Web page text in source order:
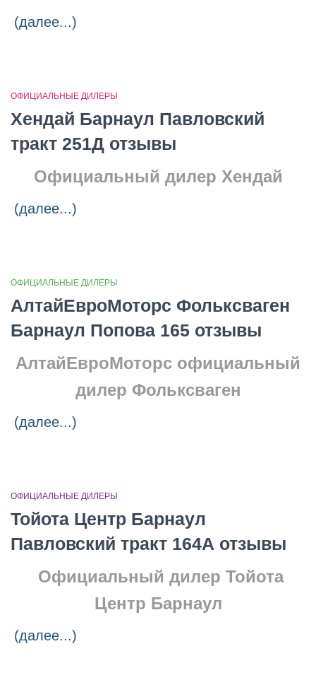
(далее...)
ОФИЦИАЛЬНЫЕ ДИЛЕРЫ
Хендай Барнаул Павловский
тракт 251Д отзывы
Официальный дилер Хендай
(далее...)
ОФИЦИАЛЬНЫЕ ДИЛЕРЫ
АлтайЕвроМоторс Фольксваген
Барнаул Попова 165 отзывы
АлтайЕвроМоторс официальный
дилер Фольксваген
(далее...)
ОФИЦИАЛЬНЫЕ ДИЛЕРЫ
Тойота Центр Барнаул
Павловский тракт 164А отзывы
Официальный дилер Тойота
Центр Барнаул
(далее...)